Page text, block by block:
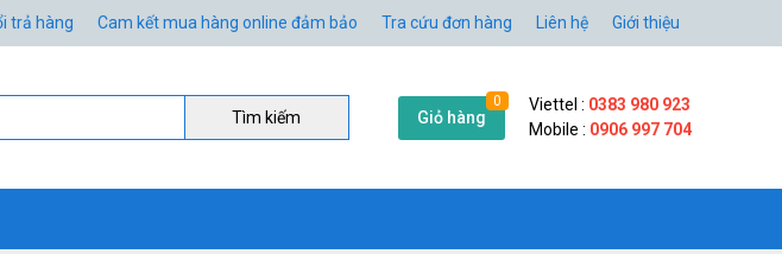
trả hàng Cam kết mua hàng online đảm bảo Tra cứu đơn hàng Liên hệ Giới thiệu
Tìm kiếm Giỏ hàng
0 Viettel : 0383 980 923
Mobile : 0906 997 704